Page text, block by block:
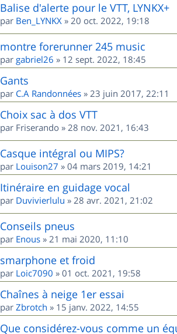
Balise d'alerte pour le VTT, LYNKX+
par Ben_LYNKX » 20 oct. 2022, 19:18
montre forerunner 245 music
par gabriel26 » 12 sept. 2022, 18:45
Gants
par C.A Randonnées » 23 juin 2017, 22:11
Choix sac à dos VTT
par Friserando » 28 nov. 2021, 16:43
Casque intégral ou MIPS?
par Louison27 » 04 mars 2019, 14:21
Itinéraire en guidage vocal
par Duvivierlulu » 28 avr. 2021, 21:02
Conseils pneus
par Enous » 21 mai 2020, 11:10
smarphone et froid
par Loic7090 » 01 oct. 2021, 19:58
Chaînes à neige 1er essai
par Zbrotch » 15 janv. 2022, 14:55
Que considérez-vous comme un